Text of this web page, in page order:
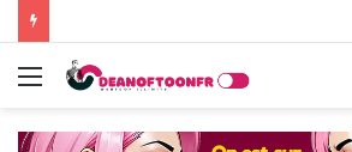
Menu